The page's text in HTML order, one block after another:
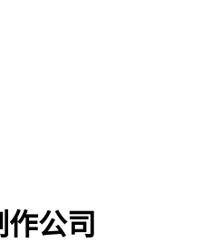
作公司